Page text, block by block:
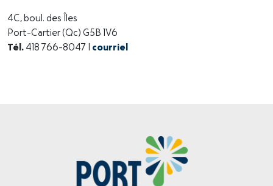
4C, boul. des Îles
Port-Cartier (Qc) G5B 1V6
Tél. 418 766-8047 | courriel